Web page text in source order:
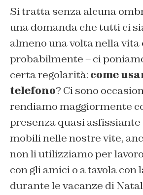
Si tratta senza alcuna
una domanda che tutti ci
almeno una volta nella vita
probabilmente – ci
certa regolarità: come
telefono? Ci sono
rendiamo maggiormente
presenza quasi asfissiante
mobili nelle nostre vite,
non li utilizziamo per
con gli amici o a tavola con
durante le vacanze di